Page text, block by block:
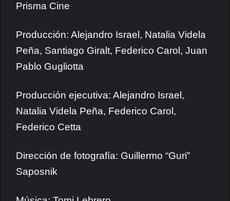
Prisma Cine
Producción: Alejandro Israel, Natalia Videla
Peña, Santiago Giralt, Federico Carol, Juan
Pablo Gugliotta
Producción ejecutiva: Alejandro Israel,
Natalia Videla Peña, Federico Carol,
Federico Cetta
Dirección de fotografía: Guillermo “Guri”
Saposnik